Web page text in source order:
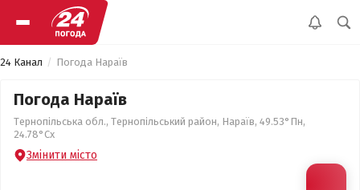
24 Канал Погода Нараїв
Погода Нараїв
Тернопільська обл., Тернопільський район, Нараїв, 49.53°Пн,
24.78°Сх
Змінити місто